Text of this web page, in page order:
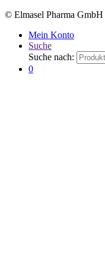
© Elmasel Pharma GmbH
Mein Konto
Suche
Suche nach:
0